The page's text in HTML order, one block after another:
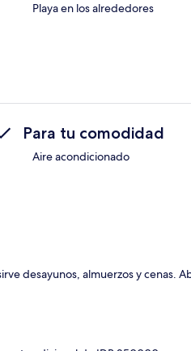
Playa en los alrededores
Para tu comodidad
Aire acondicionado
desayunos, almuerzos y cenas.